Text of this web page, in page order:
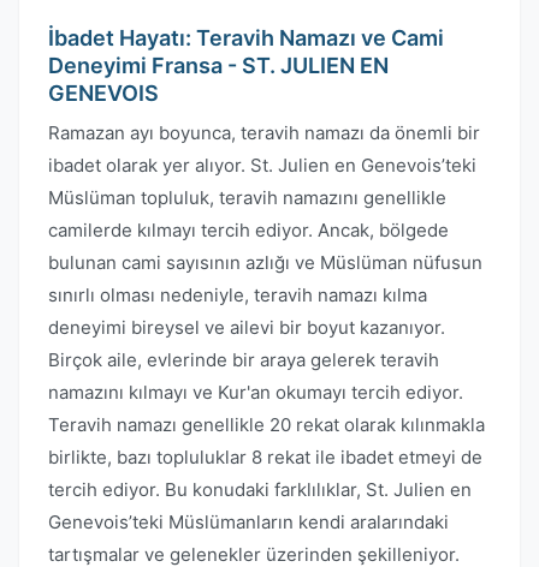
İbadet Hayatı: Teravih Namazı ve Cami
Deneyimi Fransa - ST. JULIEN EN
GENEVOIS
Ramazan ayı boyunca, teravih namazı da önemli bir
ibadet olarak yer alıyor. St. Julien en Genevois’teki
Müslüman topluluk, teravih namazını genellikle
camilerde kılmayı tercih ediyor. Ancak, bölgede
bulunan cami sayısının azlığı ve Müslüman nüfusun
sınırlı olması nedeniyle, teravih namazı kılma
deneyimi bireysel ve ailevi bir boyut kazanıyor.
Birçok aile, evlerinde bir araya gelerek teravih
namazını kılmayı ve Kur'an okumayı tercih ediyor.
Teravih namazı genellikle 20 rekat olarak kılınmakla
birlikte, bazı topluluklar 8 rekat ile ibadet etmeyi de
tercih ediyor. Bu konudaki farklılıklar, St. Julien en
Genevois’teki Müslümanların kendi aralarındaki
tartışmalar ve gelenekler üzerinden şekilleniyor.